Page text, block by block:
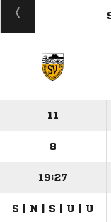
11
8
19:27
S | N | S | U | U